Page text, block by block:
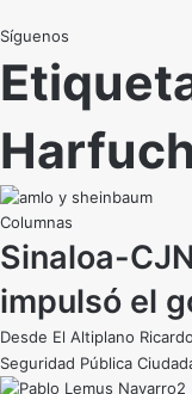
Síguenos
Sinaloa-
impulsó el
Desde El Altiplano
Seguridad Pública